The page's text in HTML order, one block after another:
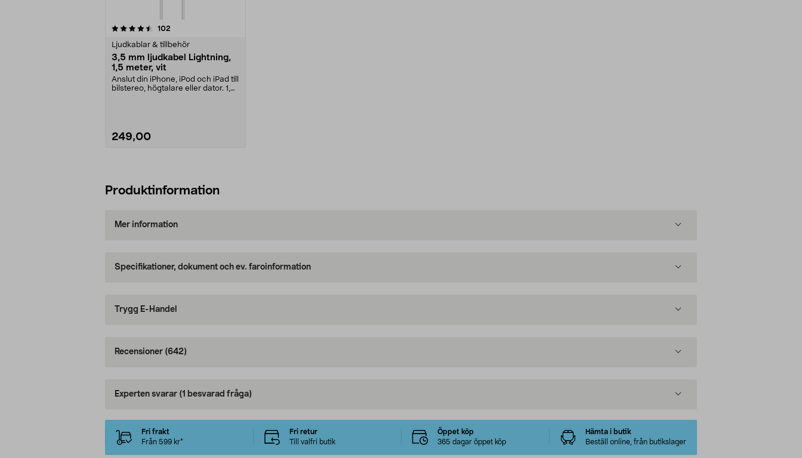
102
Ljudkablar & tillbehör
3,5 mm ljudkabel Lightning,
1,5 meter, vit
Anslut din iPhone, iPod och iPad till
bilstereo, högtalare eller dator. 1,5
249,00
Produktinformation
Mer information
Specifikationer, dokument och ev. faroinformation
Trygg E-Handel
Recensioner (642)
Experten svarar (1 besvarad fråga)
Fri frakt
Från 599 kr*
Fri retur
Till valfri butik
Öppet köp
365 dagar öppet köp
Hämta i butik
Beställ online, från butikslager